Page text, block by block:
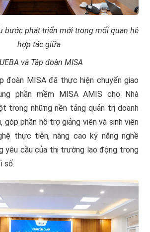
bước phát triển mới trong mối quan hệ
hợp tác giữa
và Tập đoàn MISA
đoàn MISA đã thực hiện chuyển giao
phần mềm MISA AMIS cho Nhà
trong những nền tảng quản trị doanh
góp phần hỗ trợ giảng viên và sinh viên
thực tiễn, nâng cao kỹ năng nghề
yêu cầu của thị trường lao động trong
số.